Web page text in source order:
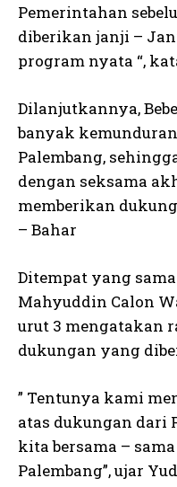
Pemerintahan
diberikan janji –
program nyata “,
Dilanjutkannya,
banyak
Palembang,
dengan seksama
memberikan
– Bahar
Ditempat yang
Mahyuddin Calon
urut 3 mengatakan
dukungan yang
” Tentunya kami
atas dukungan dari
kita bersama –
Palembang”, ujar